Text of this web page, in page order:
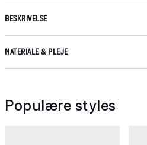
BESKRIVELSE
MATERIALE & PLEJE
Populære styles